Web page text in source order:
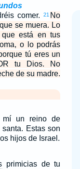
comer. 21 No
se muera. Lo
está en tus
o lo podrás
tú eres un
tu Dios. No
de su madre.
mí un reino de
Estas son
hijos de Israel.
primicias de tu